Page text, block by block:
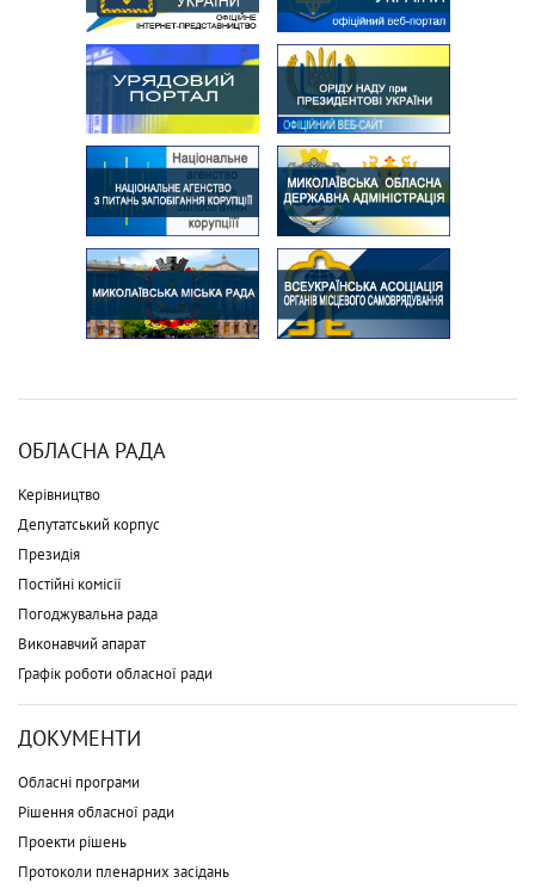
ОБЛАСНА РАДА
Керівництво
Депутатський корпус
Президія
Постійні комісії
Погоджувальна рада
Виконавчий апарат
Графік роботи обласної ради
ДОКУМЕНТИ
Обласні програми
Рішення обласної ради
Проекти рішень
Протоколи пленарних засідань